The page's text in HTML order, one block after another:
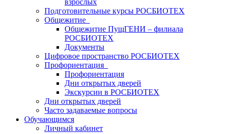
взрослых
Подготовительные курсы РОСБИОТЕХ
Общежитие
Общежитие ПущГЕНИ – филиала
РОСБИОТЕХ
Документы
Цифровое пространство РОСБИОТЕХ
Профориентация
Профориентация
Дни открытых дверей
Экскурсии в РОСБИОТЕХ
Дни открытых дверей
Часто задаваемые вопросы
Обучающимся
Личный кабинет